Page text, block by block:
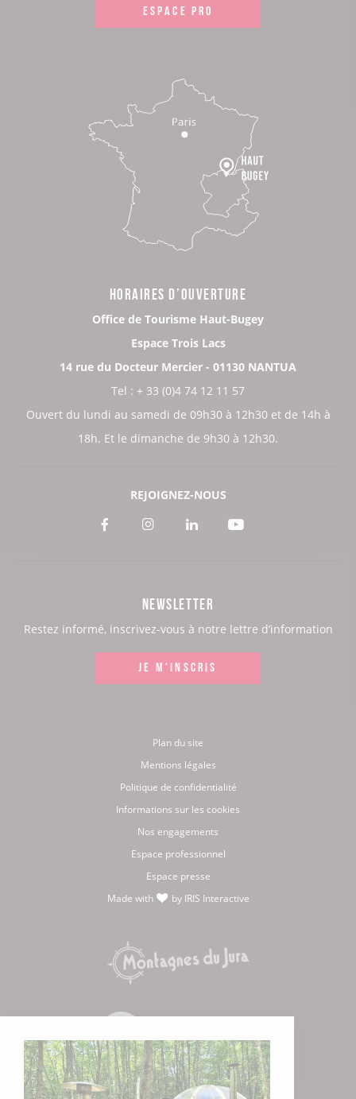
ESPACE PRO
HORAIRES D’OUVERTURE
Office de Tourisme Haut-Bugey
Espace Trois Lacs
14 rue du Docteur Mercier - 01130 NANTUA
Tel : + 33 (0)4 74 12 11 57
Ouvert du lundi au samedi de 09h30 à 12h30 et de 14h à
18h. Et le dimanche de 9h30 à 12h30.
REJOIGNEZ-NOUS
Voir
Facebook
Voir
Instagram
Voir
LinkedIn
Voir
Youtube
NEWSLETTER
Restez informé, inscrivez-vous à notre lettre d’information
JE M'INSCRIS
Plan du site
Mentions légales
Politique de confidentialité
Informations sur les cookies
Nos engagements
Espace professionnel
Espace presse
Made with
by IRIS Interactive